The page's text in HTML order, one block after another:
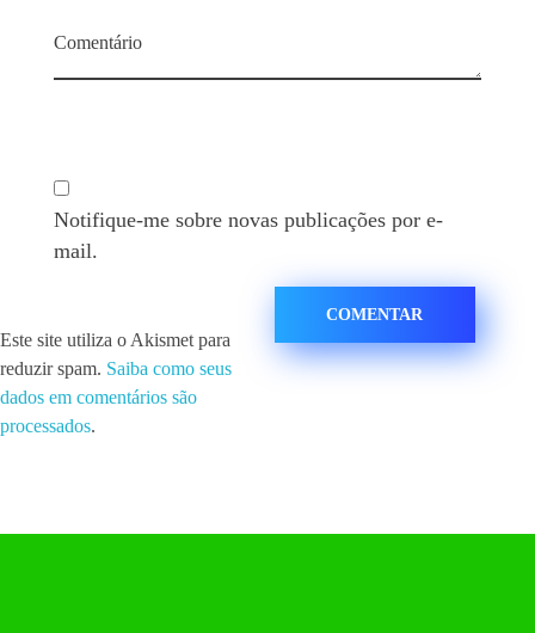
Comentário
Notifique-me sobre novas publicações por e-
mail.
Este site utiliza o Akismet para
reduzir spam. Saiba como seus
dados em comentários são
processados.